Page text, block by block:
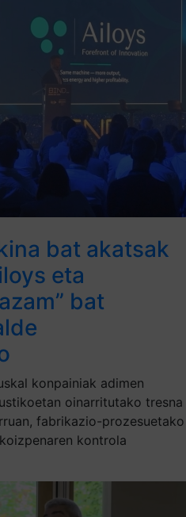
bat akatsak
eta
bat
konpainiak adimen
oinarritutako tresna
fabrikazio-prozesuetako
kontrola